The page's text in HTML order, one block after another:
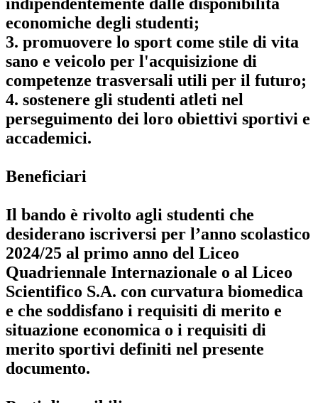
economiche degli studenti;
3. promuovere lo sport come stile di vita
sano e veicolo per l'acquisizione di
competenze trasversali utili per il futuro;
4. sostenere gli studenti atleti nel
perseguimento dei loro obiettivi sportivi e
accademici.
Beneficiari
Il bando è rivolto agli studenti che
desiderano iscriversi per l’anno scolastico
2024/25 al primo anno del Liceo
Quadriennale Internazionale o al Liceo
Scientifico S.A. con curvatura biomedica
e che soddisfano i requisiti di merito e
situazione economica o i requisiti di
merito sportivi definiti nel presente
documento.